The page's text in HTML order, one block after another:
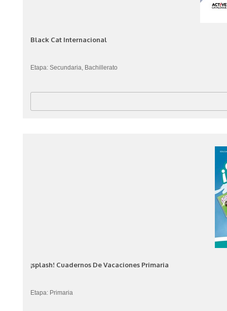
Black Cat Internacional
Etapa: Secundaria, Bachillerato
¡splash! Cuadernos De Vacaciones Primaria
Etapa: Primaria